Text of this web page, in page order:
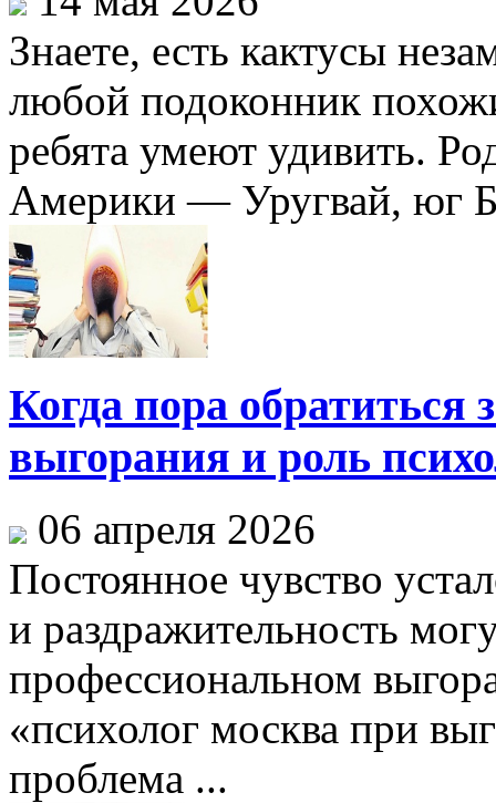
Знаете, есть кактусы
любой подоконник
ребята умеют удивить.
Америки — Уругвай, юг
Когда пора
выгорания и роль
06 апреля 2026
Постоянное чувство
и раздражительность
профессиональном
«психолог москва при
проблема ...